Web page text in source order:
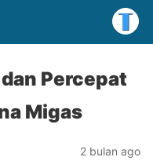
Percepat
Migas
2 bulan ago